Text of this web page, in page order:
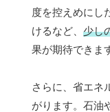
度を控えめにし
けるなど、 少し
果が期待できま
さらに、省エネ
がります。石油